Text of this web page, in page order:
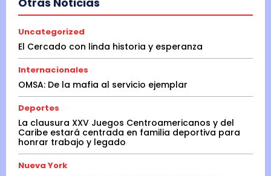
Uncategorized
El Cercado con linda historia y esperanza
Internacionales
OMSA: De la mafia al servicio ejemplar
Deportes
La clausura XXV Juegos Centroamericanos y del
Caribe estará centrada en familia deportiva para
honrar trabajo y legado
Nueva York